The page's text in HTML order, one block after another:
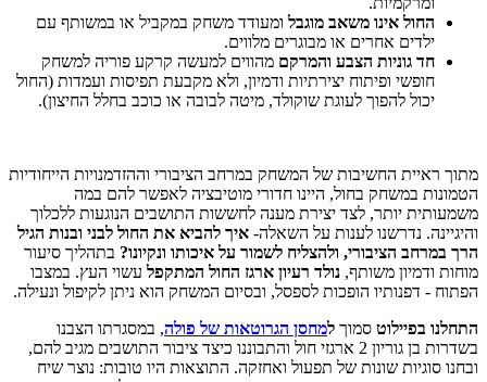
החול אינו משאב מוגבל ומעודד משחק במקביל או במשותף עם
ילדים אחרים או מבוגרים מלווים.
חד גוניות הצבע והמרקם מהווים למעשה קרקע פוריה למשחק
חופשי ופיתוח יצירתיות ודמיון, ולא מקבעת תפיסות ועמדות (החול
יכול להפוך לעוגת שוקולד, מיטה לבובה או כוכב בחלל החיצון).
מתוך ראיית החשיבות של המשחק במרחב הציבורי וההזדמנויות הייחודיות
הטמונות במשחק בחול, היינו חדורי מוטיבציה לאפשר להם במה
משמעותית יותר, לצד יצירת מענה לחששות התושבים הנוגעות ללכלוך
והיגיינה. נדרשנו לענות על השאלה- איך להביא את החול לבני ובנות הגיל
הרך במרחב הציבורי, ולהצליח לשמור על איכותו ונקיונו? בתהליך סיעור
מוחות ודמיון משותף, נולד רעיון ארגז החול המתקפל עשוי העץ. במצבו
הפתוח - דפנותיו הופכות לספסל, ובסיום המשחק הוא ניתן לקיפול ונעילה.
התחלנו בפיילוט סמוך למחסן הגרוטאות של פולה, במסגרתו הצבנו
בשדרות בן גוריון 2 ארגזי חול והתבוננו כיצד ציבור התושבים מגיב להם,
ובחנו סוגיות שונות של תפעול ואחזקה. התוצאות היו טובות: נוצר שיח